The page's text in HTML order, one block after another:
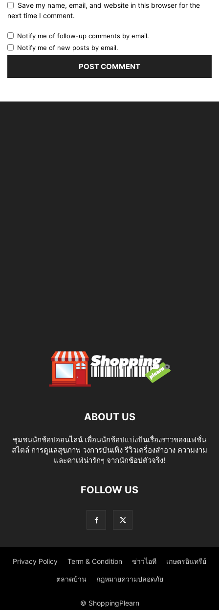
Save my name, email, and website in this browser for the
next time I comment.
Notify me of follow-up comments by email.
Notify me of new posts by email.
ABOUT US
ชุมชนนักช้อปออนไลน์ เพื่อนนักช้อปแบ่งปันเรื่องราวของแฟชั่น
สไตล์ การดูแลสุขภาพ วงการบันเทิง รีวิวเครื่องสำอาง ความงาม
และคาเฟ่น่ารักๆ จากนักช้อปตัวจริง!
FOLLOW US
Privacy Policy Term & Condition ข่าวไอที เกษตรอินทรีย์
ตลาดบ้าน กฎหมายความปลอดภัย
© ShoppingPlearn